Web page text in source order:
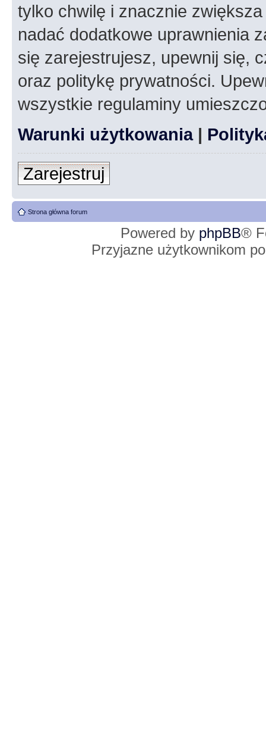
tylko chwilę i znacznie
nadać dodatkowe uprawnienia
się zarejestrujesz, upewnij się,
oraz politykę prywatności.
wszystkie regulaminy
Warunki użytkowania|
Zarejestruj
Strona główna forum
Powered by phpBB®
Przyjazne użytkownikom